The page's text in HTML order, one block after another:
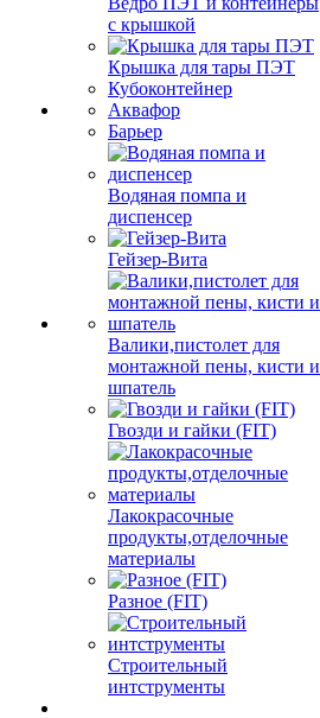
с крышкой
Крышка для тары ПЭТ
Кубоконтейнер
Аквафор
Барьер
Водяная помпа и
диспенсер
Гейзер-Вита
Валики,пистолет для
монтажной пены, кисти и
шпатель
Гвозди и гайки (FIT)
Лакокрасочные
продукты,отделочные
материалы
Разное (FIT)
Строительный
интструменты